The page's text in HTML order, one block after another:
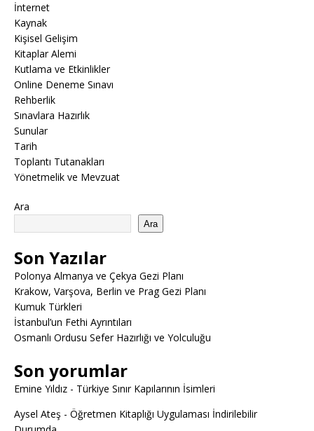
İnternet
Kaynak
Kişisel Gelişim
Kitaplar Alemi
Kutlama ve Etkinlikler
Online Deneme Sınavı
Rehberlik
Sınavlara Hazırlık
Sunular
Tarih
Toplantı Tutanakları
Yönetmelik ve Mevzuat
Ara
Ara
Son Yazılar
Polonya Almanya ve Çekya Gezi Planı
Krakow, Varşova, Berlin ve Prag Gezi Planı
Kumuk Türkleri
İstanbul’un Fethi Ayrıntıları
Osmanlı Ordusu Sefer Hazırlığı ve Yolculuğu
Son yorumlar
Emine Yıldız - Türkiye Sınır Kapılarının İsimleri
Aysel Ateş - Öğretmen Kitaplığı Uygulaması İndirilebilir